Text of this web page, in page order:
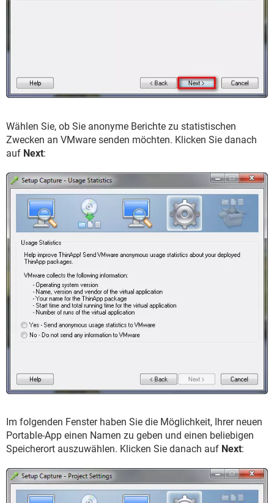
Wählen Sie, ob Sie anonyme Berichte zu statistischen
Zwecken an VMware senden möchten. Klicken Sie danach
auf Next:
Im folgenden Fenster haben Sie die Möglichkeit, Ihrer neuen
Portable-App einen Namen zu geben und einen beliebigen
Speicherort auszuwählen. Klicken Sie danach auf Next: